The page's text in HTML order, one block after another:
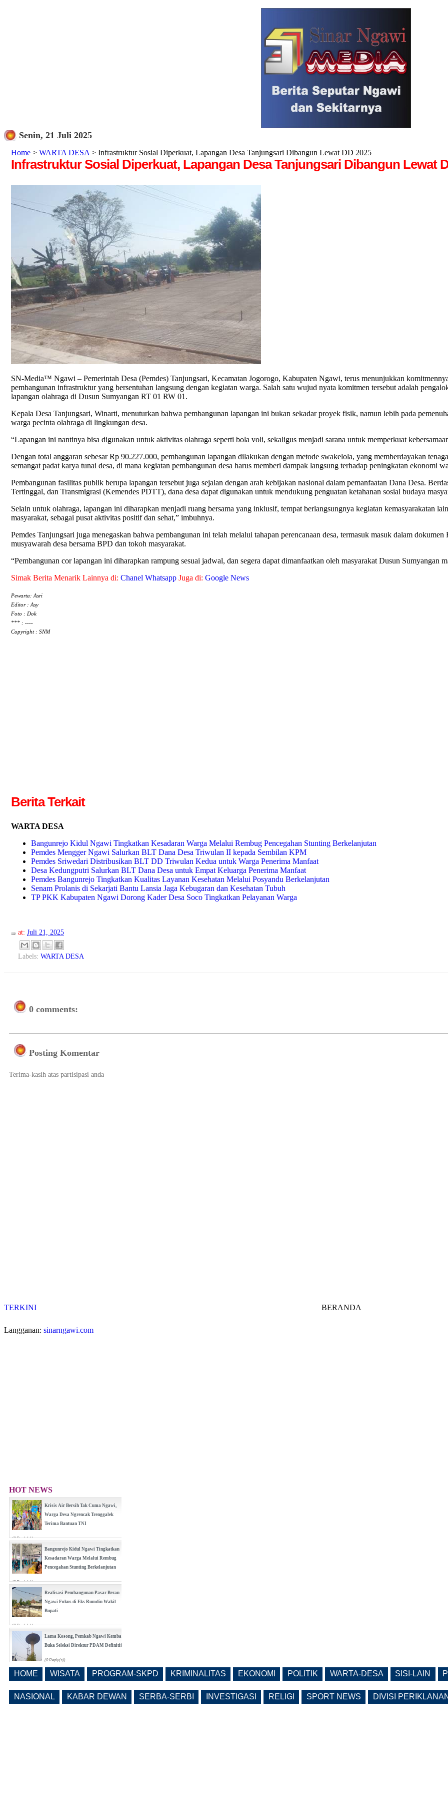
Senin, 21 Juli 2025
Home > WARTA DESA > Infrastruktur Sosial Diperkuat, Lapangan Desa Tanjungsari Dibangun Lewat DD 2025
Infrastruktur Sosial Diperkuat, Lapangan Desa Tanjungsari Dibangun Lewat
SN-Media™ Ngawi – Pemerintah Desa (Pemdes) Tanjungsari, Kecamatan Jogorogo, Kabupaten Ngawi, terus menunjukkan
pembangunan infrastruktur yang bersentuhan langsung dengan kegiatan warga. Salah satu wujud nyata komitmen tersebut adalah
lapangan olahraga di Dusun Sumyangan RT 01 RW 01.
Kepala Desa Tanjungsari, Winarti, menuturkan bahwa pembangunan lapangan ini bukan sekadar proyek fisik, namun lebih pada
warga pecinta olahraga di lingkungan desa.
“Lapangan ini nantinya bisa digunakan untuk aktivitas olahraga seperti bola voli, sekaligus menjadi sarana untuk memperkuat
Dengan total anggaran sebesar Rp 90.227.000, pembangunan lapangan dilakukan dengan metode swakelola, yang memberdayakan
semangat padat karya tunai desa, di mana kegiatan pembangunan desa harus memberi dampak langsung terhadap peningkatan ekonomi
Pembangunan fasilitas publik berupa lapangan tersebut juga sejalan dengan arah kebijakan nasional dalam pemanfaatan Dana Desa.
Tertinggal, dan Transmigrasi (Kemendes PDTT), dana desa dapat digunakan untuk mendukung penguatan ketahanan sosial budaya
Selain untuk olahraga, lapangan ini diharapkan menjadi ruang bersama yang inklusif, tempat berlangsungnya kegiatan kemasyarakatan
masyarakat, sebagai pusat aktivitas positif dan sehat,” imbuhnya.
Pemdes Tanjungsari juga menegaskan bahwa pembangunan ini telah melalui tahapan perencanaan desa, termasuk masuk dalam
musyawarah desa bersama BPD dan tokoh masyarakat.
“Pembangunan cor lapangan ini diharapkan rampung sesuai jadwal, dan segera dapat dimanfaatkan oleh masyarakat Dusun Sumyangan
Simak Berita Menarik Lainnya di: Chanel Whatsapp Juga di: Google News
Pewarta: Asri
Editor : Asy
Foto : Dok
*** : ----
Copyright : SNM
Berita Terkait
WARTA DESA
Bangunrejo Kidul Ngawi Tingkatkan Kesadaran Warga Melalui Rembug Pencegahan Stunting Berkelanjutan
Pemdes Mengger Ngawi Salurkan BLT Dana Desa Triwulan II kepada Sembilan KPM
Pemdes Sriwedari Distribusikan BLT DD Triwulan Kedua untuk Warga Penerima Manfaat
Desa Kedungputri Salurkan BLT Dana Desa untuk Empat Keluarga Penerima Manfaat
Pemdes Bangunrejo Tingkatkan Kualitas Layanan Kesehatan Melalui Posyandu Berkelanjutan
Senam Prolanis di Sekarjati Bantu Lansia Jaga Kebugaran dan Kesehatan Tubuh
TP PKK Kabupaten Ngawi Dorong Kader Desa Soco Tingkatkan Pelayanan Warga
at: Juli 21, 2025
Labels: WARTA DESA
0 comments:
Posting Komentar
Terima-kasih atas partisipasi anda
TERKINI BERANDA
Langganan: sinarngawi.com
HOT NEWS
Krisis Air Bersih Tak Cuma Ngawi,
Warga Desa Ngrencak Trenggalek
Terima Bantuan TNI
(0 Reply(s))
Bangunrejo Kidul Ngawi Tingkatkan
Kesadaran Warga Melalui Rembug
Pencegahan Stunting Berkelanjutan
(0 Reply(s))
Realisasi Pembangunan Pasar Beran
Ngawi Fokus di Eks Rumdin Wakil
Bupati
(0 Reply(s))
Lama Kosong, Pemkab Ngawi Kembali
Buka Seleksi Direktur PDAM Definitif
(0 Reply(s))
Dikenai Denda dan Pembatasan
HOME WISATA PROGRAM-SKPD KRIMINALITAS EKONOMI POLITIK WARTA-DESA SISI-LAIN
NASIONAL KABAR DEWAN SERBA-SERBI INVESTIGASI RELIGI SPORT NEWS DIVISI